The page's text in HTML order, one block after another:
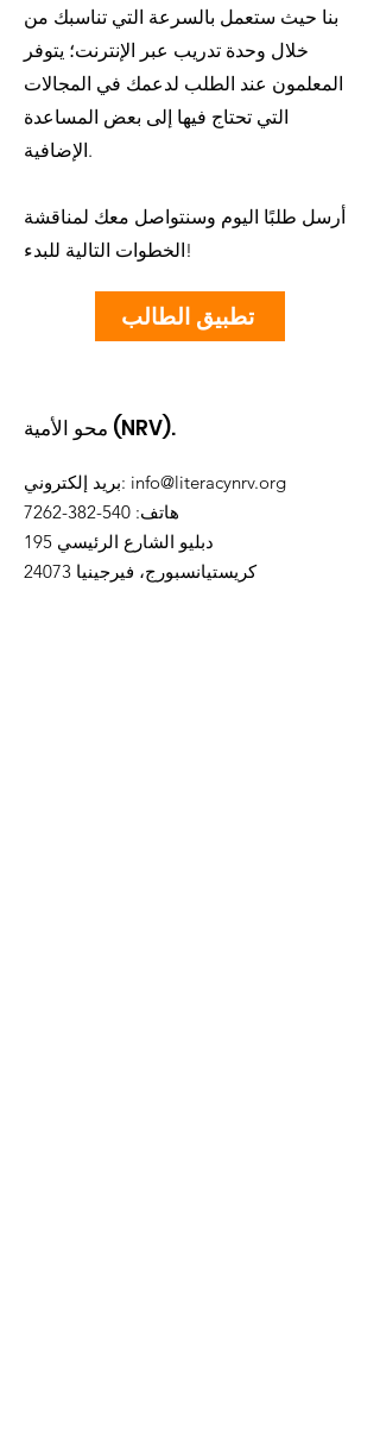
بنا حيث ستعمل بالسرعة التي تناسبك من
خلال وحدة تدريب عبر الإنترنت؛ يتوفر
المعلمون عند الطلب لدعمك في المجالات
التي تحتاج فيها إلى بعض المساعدة
الإضافية.
أرسل طلبًا اليوم وسنتواصل معك لمناقشة
الخطوات التالية للبدء!
تطبيق الطالب
محو الأمية (NRV).
بريد إلكتروني: info@literacynrv.org
هاتف:
540-382-7262
195 دبليو الشارع الرئيسي
كريستيانسبورج، فيرجينيا 24073